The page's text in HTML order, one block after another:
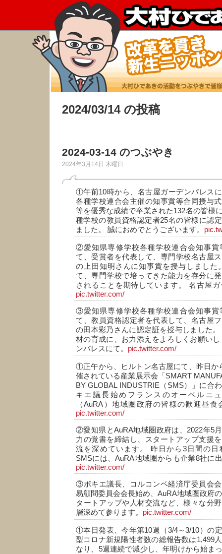
2024/03/14 の投稿
2024-03-14 のつぶやき
2024年3月14日 木曜日
①午前10時から、名古屋ガーデンパレス
各種学校連合会主催の知事賞等合同授与
等を優秀な成績で卒業された132名の皆様
種学校の教員資格認定者25名の皆様に認
ました。 誠におめでとうございます。
②愛知県専修学校各種学校連合会知事賞
て、受賞者を代表して、専門学校名古屋
の上田知明さんに知事賞を授与しました
て、専門学校で培ってきた能力を存分に
されることを期待しています。 名古屋
pic.twitter.com/
③愛知県専修学校各種学校連合会知事賞
て、教員資格認定者を代表して、名古屋
の田本彩乃さんに認定証を授与しました
材の育成に、お力添えをよろしくお願い
ンパレスにて。 pic.twitter.com/
①正午から、ヒルトン名古屋にて、昨日か
催されている産業展示会「SMART
BY GLOBAL INDUSTRIE（SMS）」に合
キエ議長始めフランスのオーベルニ
（AuRA）地域圏政府の皆様の歓迎昼
pic.twitter.com/
②愛知県とAuRA地域圏政府は、2022年5
力の覚書を締結し、スタートアップ支援
流を深めています。 昨日から3日間の日
SMSには、AuRA地域圏からも企業8社に
pic.twitter.com/
③ボキエ議長、コルコンベ経済庁委員会
易顧問委員会会長始め、AuRA地域圏政府
タートアップや人材交流など、様々な分
層深めて参ります。 pic.twitter.com/
①本日発表、今年第10週（3/4～3/10）の
型コロナ新規陽性者数の総報告数は1,499
なり、5週連続で減少し、年明けから始ま